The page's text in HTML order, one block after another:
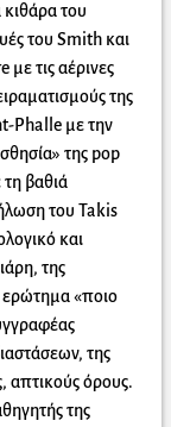
του
του Smith και
με τις αέρινες
της
Phalle με την
της pop
βαθιά
του Takis
και
της
ερώτημα «ποιο
της
απτικούς όρους.
της